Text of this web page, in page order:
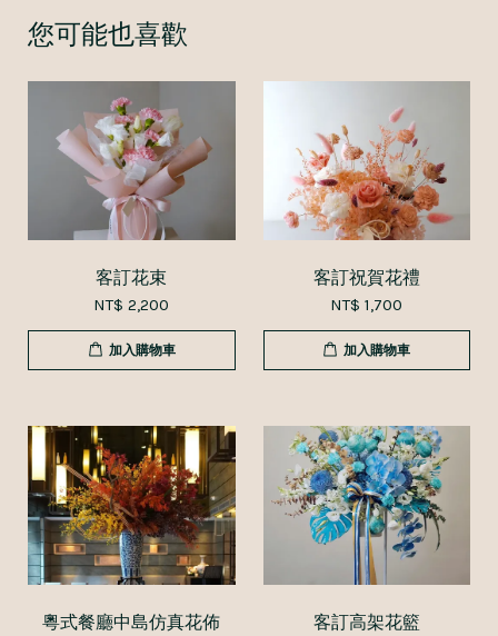
您可能也喜歡
客訂花束
NT$ 2,200
加入購物車
客訂祝賀花禮
NT$ 1,700
加入購物車
粵式餐廳中島仿真花佈
客訂高架花籃